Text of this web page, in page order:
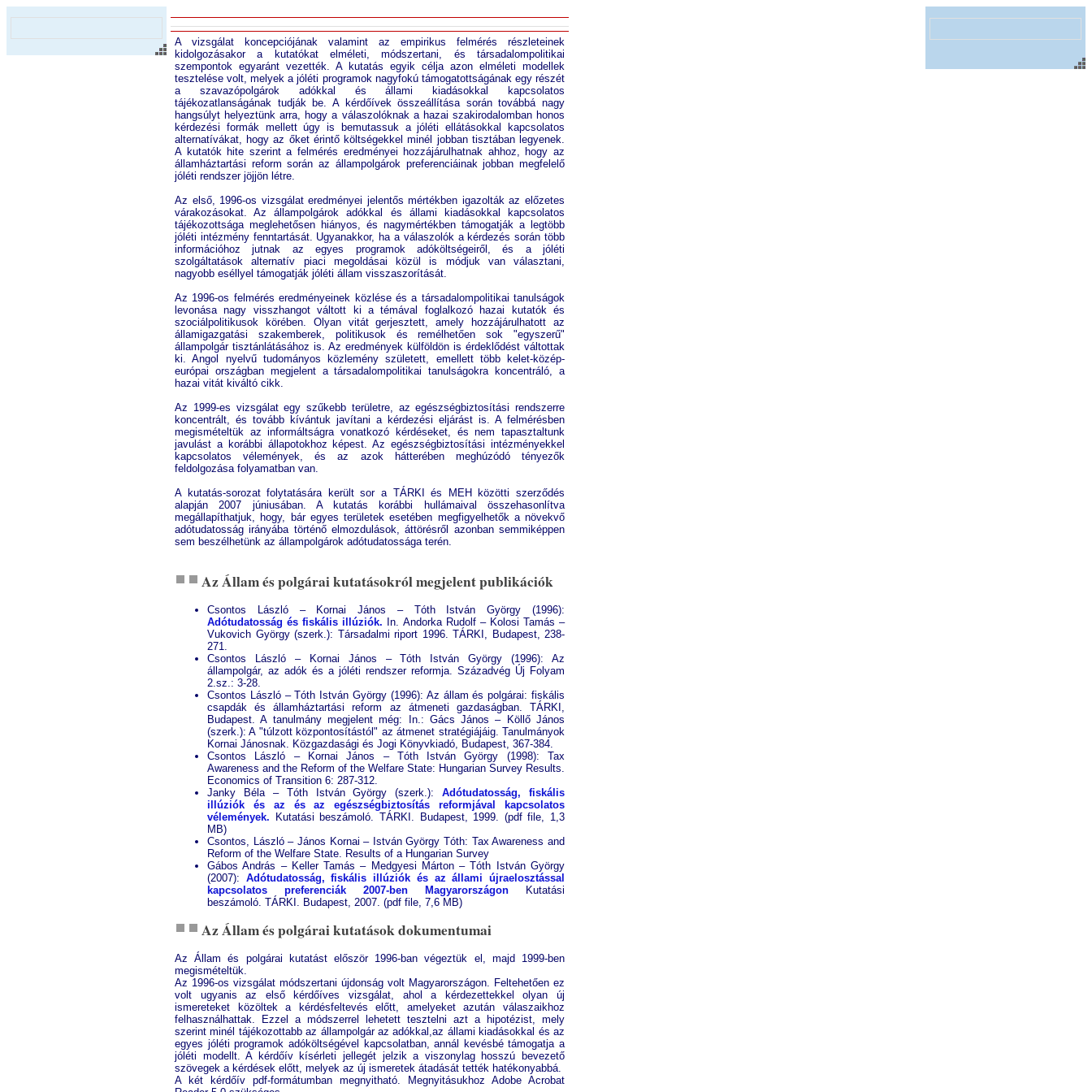
A vizsgálat koncepciójának valamint az empirikus felmérés részleteinek
kidolgozásakor a kutatókat elméleti, módszertani, és társadalompolitikai
szempontok egyaránt vezették. A kutatás egyik célja azon elméleti modellek
tesztelése volt, melyek a jóléti programok nagyfokú támogatottságának egy részét
a szavazópolgárok adókkal és állami kiadásokkal kapcsolatos
tájékozatlanságának tudják be. A kérdőívek összeállítása során továbbá nagy
hangsúlyt helyeztünk arra, hogy a válaszolóknak a hazai szakirodalomban honos
kérdezési formák mellett úgy is bemutassuk a jóléti ellátásokkal kapcsolatos
alternatívákat, hogy az őket érintő költségekkel minél jobban tisztában legyenek.
A kutatók hite szerint a felmérés eredményei hozzájárulhatnak ahhoz, hogy az
államháztartási reform során az állampolgárok preferenciáinak jobban megfelelő
jóléti rendszer jöjjön létre.
Az első, 1996-os vizsgálat eredményei jelentős mértékben igazolták az előzetes
várakozásokat. Az állampolgárok adókkal és állami kiadásokkal kapcsolatos
tájékozottsága meglehetősen hiányos, és nagymértékben támogatják a legtöbb
jóléti intézmény fenntartását. Ugyanakkor, ha a válaszolók a kérdezés során több
információhoz jutnak az egyes programok adóköltségeiről, és a jóléti
szolgáltatások alternatív piaci megoldásai közül is módjuk van választani,
nagyobb eséllyel támogatják jóléti állam visszaszorítását.
Az 1996-os felmérés eredményeinek közlése és a társadalompolitikai tanulságok
levonása nagy visszhangot váltott ki a témával foglalkozó hazai kutatók és
szociálpolitikusok körében. Olyan vitát gerjesztett, amely hozzájárulhatott az
államigazgatási szakemberek, politikusok és remélhetően sok "egyszerű"
állampolgár tisztánlátásához is. Az eredmények külföldön is érdeklődést váltottak
ki. Angol nyelvű tudományos közlemény született, emellett több kelet-közép-
európai országban megjelent a társadalompolitikai tanulságokra koncentráló, a
hazai vitát kiváltó cikk.
Az 1999-es vizsgálat egy szűkebb területre, az egészségbiztosítási rendszerre
koncentrált, és tovább kívántuk javítani a kérdezési eljárást is. A felmérésben
megismételtük az informáltságra vonatkozó kérdéseket, és nem tapasztaltunk
javulást a korábbi állapotokhoz képest. Az egészségbiztosítási intézményekkel
kapcsolatos vélemények, és az azok hátterében meghúzódó tényezők
feldolgozása folyamatban van.
A kutatás-sorozat folytatására került sor a TÁRKI és MEH közötti szerződés
alapján 2007 júniusában. A kutatás korábbi hullámaival összehasonlítva
megállapíthatjuk, hogy, bár egyes területek esetében megfigyelhetők a növekvő
adótudatosság irányába történő elmozdulások, áttörésről azonban semmiképpen
sem beszélhetünk az állampolgárok adótudatossága terén.
Az Állam és polgárai kutatásokról megjelent publikációk
Csontos László – Kornai János – Tóth István György (1996):
Adótudatosság és fiskális illúziók. In. Andorka Rudolf – Kolosi Tamás –
Vukovich György (szerk.): Társadalmi riport 1996. TÁRKI, Budapest, 238-
271.
Csontos László – Kornai János – Tóth István György (1996): Az
állampolgár, az adók és a jóléti rendszer reformja. Századvég Új Folyam
2.sz.: 3-28.
Csontos László – Tóth István György (1996): Az állam és polgárai: fiskális
csapdák és államháztartási reform az átmeneti gazdaságban. TÁRKI,
Budapest. A tanulmány megjelent még: In.: Gács János – Köllő János
(szerk.): A "túlzott központosítástól" az átmenet stratégiájáig. Tanulmányok
Kornai Jánosnak. Közgazdasági és Jogi Könyvkiadó, Budapest, 367-384.
Csontos László – Kornai János – Tóth István György (1998): Tax
Awareness and the Reform of the Welfare State: Hungarian Survey Results.
Economics of Transition 6: 287-312.
Janky Béla – Tóth István György (szerk.):Adótudatosság, fiskális
illúziók és az és az egészségbiztosítás reformjával kapcsolatos
vélemények. Kutatási beszámoló. TÁRKI. Budapest, 1999. (pdf file, 1,3
MB)
Csontos, László – János Kornai – István György Tóth: Tax Awareness and
Reform of the Welfare State. Results of a Hungarian Survey
Gábos András – Keller Tamás – Medgyesi Márton – Tóth István György
(2007): Adótudatosság, fiskális illúziók és az állami újraelosztással
kapcsolatos preferenciák 2007-ben Magyarországon Kutatási
beszámoló. TÁRKI. Budapest, 2007. (pdf file, 7,6 MB)
Az Állam és polgárai kutatások dokumentumai
Az Állam és polgárai kutatást először 1996-ban végeztük el, majd 1999-ben
megismételtük.
Az 1996-os vizsgálat módszertani újdonság volt Magyarországon. Feltehetően ez
volt ugyanis az első kérdőíves vizsgálat, ahol a kérdezettekkel olyan új
ismereteket közöltek a kérdésfeltevés előtt, amelyeket azután válaszaikhoz
felhasználhattak. Ezzel a módszerrel lehetett tesztelni azt a hipotézist, mely
szerint minél tájékozottabb az állampolgár az adókkal,az állami kiadásokkal és az
egyes jóléti programok adóköltségével kapcsolatban, annál kevésbé támogatja a
jóléti modellt. A kérdőív kísérleti jellegét jelzik a viszonylag hosszú bevezető
szövegek a kérdések előtt, melyek az új ismeretek átadását tették hatékonyabbá.
A két kérdőív pdf-formátumban megnyitható. Megnyitásukhoz Adobe Acrobat